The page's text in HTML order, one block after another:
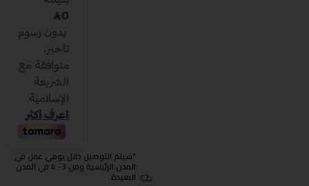
"سيتم التوصيل خلال يومي عمل في
المدن الرئيسية ومن 3- 4 في المدن
البعيدة.